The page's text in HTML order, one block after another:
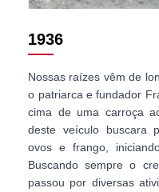
1936
Nossas raízes vêm de
o patriarca e fundador
cima de uma carroça
deste veículo buscara
ovos e frango,
Buscando sempre o
passou por diversas